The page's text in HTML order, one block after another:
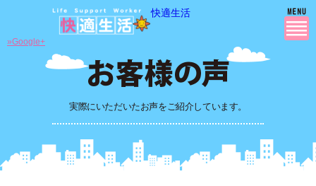
快適生活
実際にいただいたお声をご紹介しています。
»Google+